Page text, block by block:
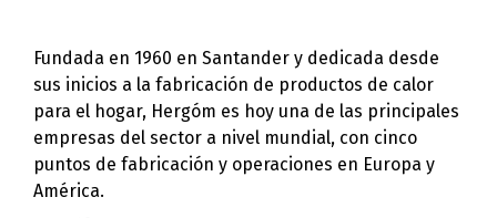
Fundada en 1960 en Santander y dedicada desde
sus inicios a la fabricación de productos de calor
para el hogar, Hergóm es hoy una de las principales
empresas del sector a nivel mundial, con cinco
puntos de fabricación y operaciones en Europa y
América.